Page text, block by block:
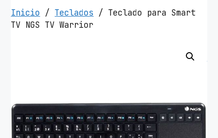
Inicio / Teclados / Teclado para Smart
TV NGS TV Warrior